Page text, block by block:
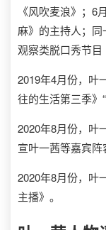
《风吹麦浪》；6
麻》的主持人；
观察类脱口秀节目
2019年4月份，叶
往的生活第三季》“
2020年8月份，叶
宣叶一茜等嘉宾阵
2020年8月份，叶
主播》。